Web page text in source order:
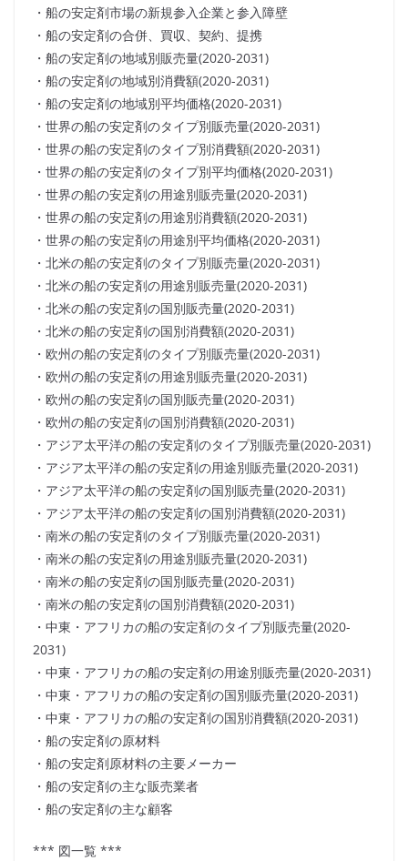
・船の安定剤市場の新規参入企業と参入障壁
・船の安定剤の合併、買収、契約、提携
・船の安定剤の地域別販売量(2020-2031)
・船の安定剤の地域別消費額(2020-2031)
・船の安定剤の地域別平均価格(2020-2031)
・世界の船の安定剤のタイプ別販売量(2020-2031)
・世界の船の安定剤のタイプ別消費額(2020-2031)
・世界の船の安定剤のタイプ別平均価格(2020-2031)
・世界の船の安定剤の用途別販売量(2020-2031)
・世界の船の安定剤の用途別消費額(2020-2031)
・世界の船の安定剤の用途別平均価格(2020-2031)
・北米の船の安定剤のタイプ別販売量(2020-2031)
・北米の船の安定剤の用途別販売量(2020-2031)
・北米の船の安定剤の国別販売量(2020-2031)
・北米の船の安定剤の国別消費額(2020-2031)
・欧州の船の安定剤のタイプ別販売量(2020-2031)
・欧州の船の安定剤の用途別販売量(2020-2031)
・欧州の船の安定剤の国別販売量(2020-2031)
・欧州の船の安定剤の国別消費額(2020-2031)
・アジア太平洋の船の安定剤のタイプ別販売量(2020-2031)
・アジア太平洋の船の安定剤の用途別販売量(2020-2031)
・アジア太平洋の船の安定剤の国別販売量(2020-2031)
・アジア太平洋の船の安定剤の国別消費額(2020-2031)
・南米の船の安定剤のタイプ別販売量(2020-2031)
・南米の船の安定剤の用途別販売量(2020-2031)
・南米の船の安定剤の国別販売量(2020-2031)
・南米の船の安定剤の国別消費額(2020-2031)
・中東・アフリカの船の安定剤のタイプ別販売量(2020-
2031)
・中東・アフリカの船の安定剤の用途別販売量(2020-2031)
・中東・アフリカの船の安定剤の国別販売量(2020-2031)
・中東・アフリカの船の安定剤の国別消費額(2020-2031)
・船の安定剤の原材料
・船の安定剤原材料の主要メーカー
・船の安定剤の主な販売業者
・船の安定剤の主な顧客
*** 図一覧 ***